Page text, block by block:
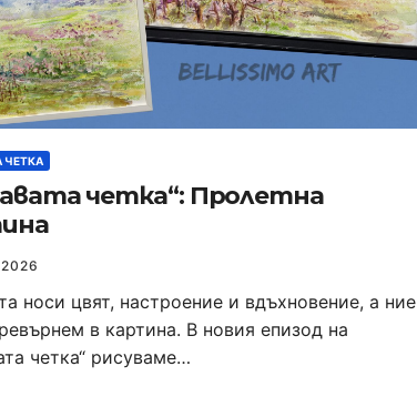
ЧЕТКА
четка“: Пролетна
носи цвят, настроение и вдъхновение, а ние
в картина. В новия епизод на
четка“ рисуваме…